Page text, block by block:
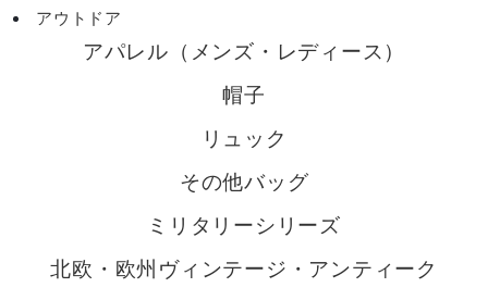
アウトドア
アパレル（メンズ・レディース）
帽子
リュック
その他バッグ
ミリタリーシリーズ
北欧・欧州ヴィンテージ・アンティーク